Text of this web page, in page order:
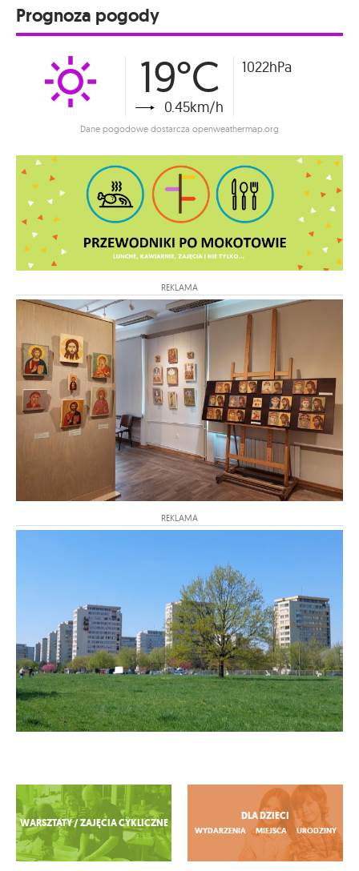
Prognoza pogody
19°C
0.45km/h
1022hPa
Dane pogodowe dostarcza openweathermap.org
REKLAMA
REKLAMA
Zobacz więcej
WARSZTATY / ZAJĘCIA CYKLICZNE
DLA DZIECI
WYDARZENIA MIEJSCA URODZINY